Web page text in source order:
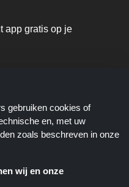
app gratis op je
beschikbaar gesteld door
of zijn medewerkers
gebruiken cookies of
en, met uw
zoals beschreven in onze
wij en onze